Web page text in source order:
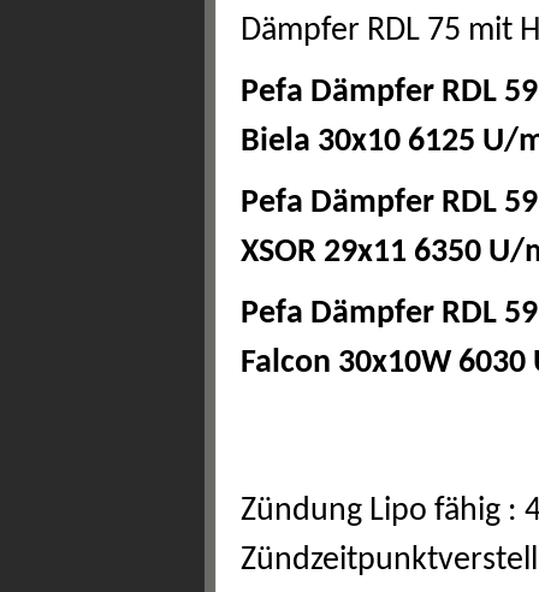
Dämpfer RDL 75 mit
Pefa Dämpfer RDL
Biela 30x10 6125 U/
Pefa Dämpfer RDL
XSOR 29x11 6350 U/
Pefa Dämpfer RDL
Falcon 30x10W
Zündung Lipo fähig :